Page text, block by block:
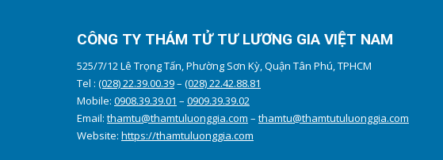
CÔNG TY THÁM TỬ TƯ LƯƠNG GIA VIỆT NAM
525/7/12 Lê Trọng Tấn, Phường Sơn Kỳ, Quận Tân Phú, TPHCM
Tel : (028) 22.39.00.39– (028) 22.42.88.81
Mobile: 0908.39.39.01 – 0909.39.39.02
Email: thamtu@thamtuluonggia.com – thamtu@thamtutuluonggia.com
Website: https://thamtuluonggia.com